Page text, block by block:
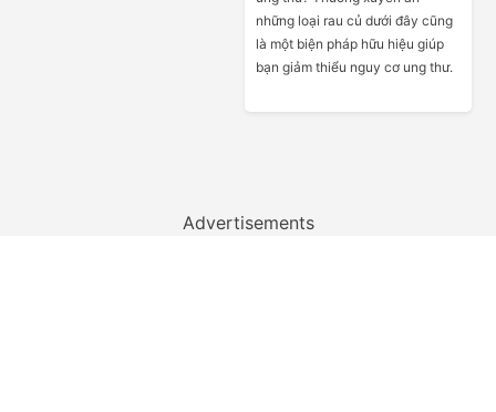
những loại rau củ dưới đây cũng
là một biện pháp hữu hiệu giúp
bạn giảm thiểu nguy cơ ung thư.
Advertisements